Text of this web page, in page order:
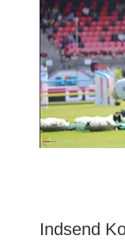
Indsend